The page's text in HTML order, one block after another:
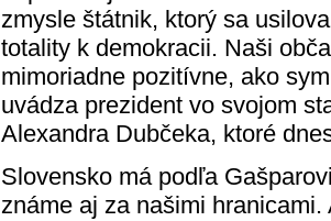
zmysle štátnik, ktorý sa
totality k demokracii. Naši
mimoriadne pozitívne, ako
uvádza prezident vo svojom
Alexandra Dubčeka, ktoré
Slovensko má podľa
známe aj za našimi